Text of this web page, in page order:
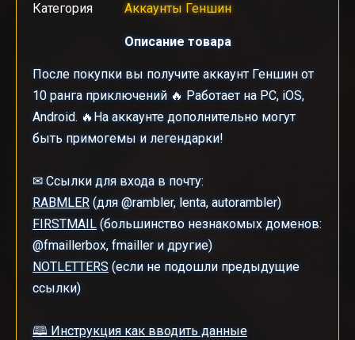
Категория
Аккаунты Геншин
Описание товара
После покупки вы получите аккаунт Геншин от
10 ранга приключений 🔥 Работает на PC, iOS,
Android. 🔥На аккаунте дополнительно могут
быть примогемы и легендарки!
✉ Ссылки для входа в почту:
RABMLER (для @rambler, lenta, autorambler)
FIRSTMAIL (большинство незнакомых доменов:
@fmaillerbox, fmailler и другие)
NOTLETTERS (если не подошли предыдущие
ссылки)
🕮 Инструкция как вводить данные